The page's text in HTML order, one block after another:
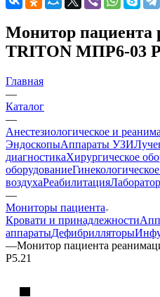
Монитор пациента
TRITON МПР6-03
Главная
—
Каталог
—
Анестезиологическое и
ЭндоскопыАппараты УЗИ
диагностикаХирургическое
оборудование
воздухаРеабилитация
—
Мониторы пациента
Кровати и принадлежности
аппаратыДефибрилляторы
—Монитор пациента
Р5.21